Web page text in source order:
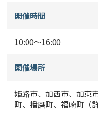
開催時間
10:00〜16:00
開催場所
姫路市、加西市、加東
町、播磨町、福崎町（